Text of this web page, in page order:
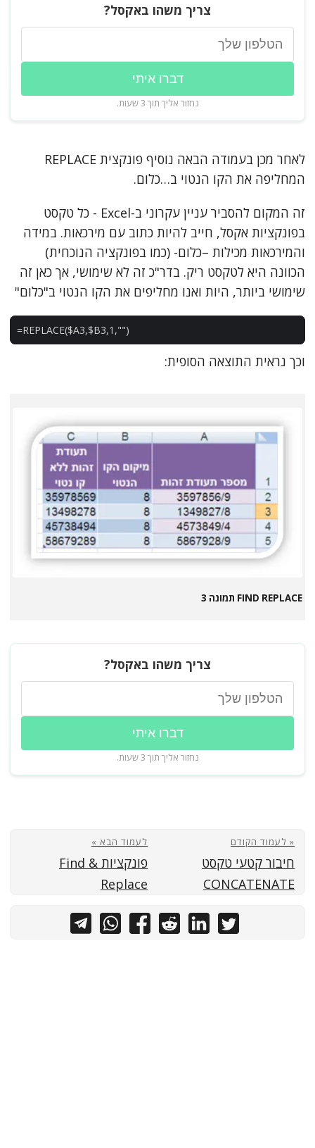
צריך משהו באקסל?
דברו איתי
נחזור אליך תוך 3 שעות.
לאחר מכן בעמודה הבאה נוסיף פונקצית REPLACE
המחליפה את הקו הנטוי ב…כלום.
זה המקום להסביר עניין עקרוני ב-Excel - כל טקסט
בפונקציות אקסל, חייב להיות כתוב עם מירכאות. במידה
והמירכאות מכילות –כלום- (כמו בפונקציה הנוכחית)
הכוונה היא לטקסט ריק. בדר"כ זה לא שימושי, אך כאן זה
שימושי ביותר, היות ואנו מחליפים את הקו הנטוי ב"כלום"
=REPLACE($A3,$B3,1 ,"")
וכך נראית התוצאה הסופית:
FIND REPLACE תמונה 3
צריך משהו באקסל?
דברו איתי
נחזור אליך תוך 3 שעות.
« לעמוד הקודם
חיבור קטעי טקסט
CONCATENATE
לעמוד הבא »
פונקציות Find &
Replace